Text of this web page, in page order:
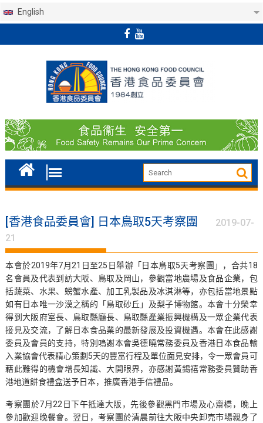
English
[香港食品委員會] 日本鳥取5天考察團
2019-07-
21
本會於2019年7月21日至25日舉辦「日本鳥取5天考察團」，合共18
名會員及代表到訪大阪、鳥取及岡山，參觀當地農場及食品企業，包
括蔬菜、水果、螃蟹水產、加工乳製品及冰淇淋等，亦包括當地景點
如有日本唯一沙漠之稱的「鳥取砂丘」及梨子博物館。本會十分榮幸
得到大阪府室長、鳥取縣廳長、鳥取縣產業振興機構及一眾企業代表
接見及交流，了解日本食品業的最新發展及投資機遇。本會在此感謝
委員及會員的支持，特別嗚謝本會吳德曉常務委員及香港日本食品輸
入業協會代表精心策劃5天的豐富行程及單位面見安排，令一眾會員可
藉此難得的機會增長知識、大開眼界，亦感謝黃錫禧常務委員贊助香
港地道餅食禮盒送予日本，推廣香港手信禮品。
考察團於7月22日下午抵達大阪，先後參觀黑門市場及心齋橋，晚上
參加歡迎晚餐會。翌日，考察團於清晨前往大阪中央卸売市場親身了